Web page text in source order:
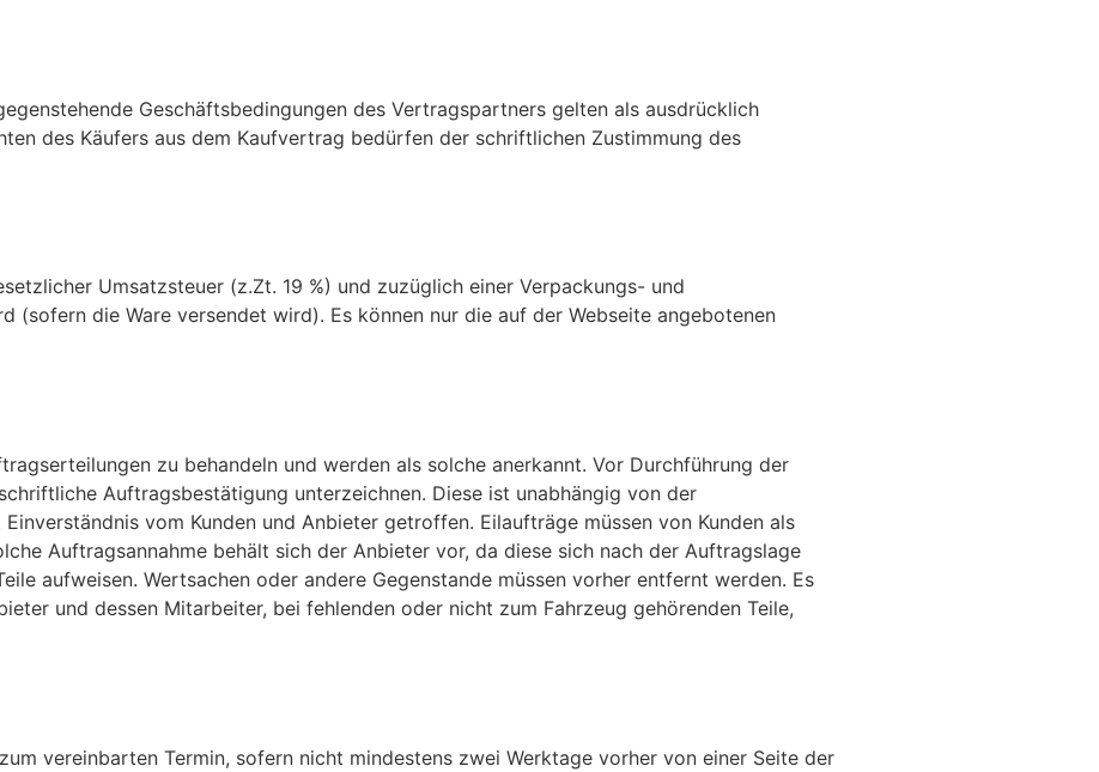
Geschäftsbedingungen des Vertragspartners gelten als ausdrücklich
des Käufers aus dem Kaufvertrag bedürfen der schriftlichen Zustimmung des
Umsatzsteuer (z.Zt. 19 %) und zuzüglich einer Verpackungs- und
(sofern die Ware versendet wird). Es können nur die auf der Webseite angebotenen
zu behandeln und werden als solche anerkannt. Vor Durchführung der
Auftragsbestätigung unterzeichnen. Diese ist unabhängig von der
vom Kunden und Anbieter getroffen. Eilaufträge müssen von Kunden als
Auftragsannahme behält sich der Anbieter vor, da diese sich nach der Auftragslage
aufweisen. Wertsachen oder andere Gegenstande müssen vorher entfernt werden. Es
und dessen Mitarbeiter, bei fehlenden oder nicht zum Fahrzeug gehörenden Teile,
vereinbarten Termin, sofern nicht mindestens zwei Werktage vorher von einer Seite der